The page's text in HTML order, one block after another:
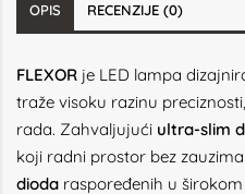
OPIS RECENZIJE (0)
FLEXOR je LED lampa
traže visoku razinu
rada. Zahvaljujući ultra-slim
koji radni prostor bez
dioda raspoređenih u